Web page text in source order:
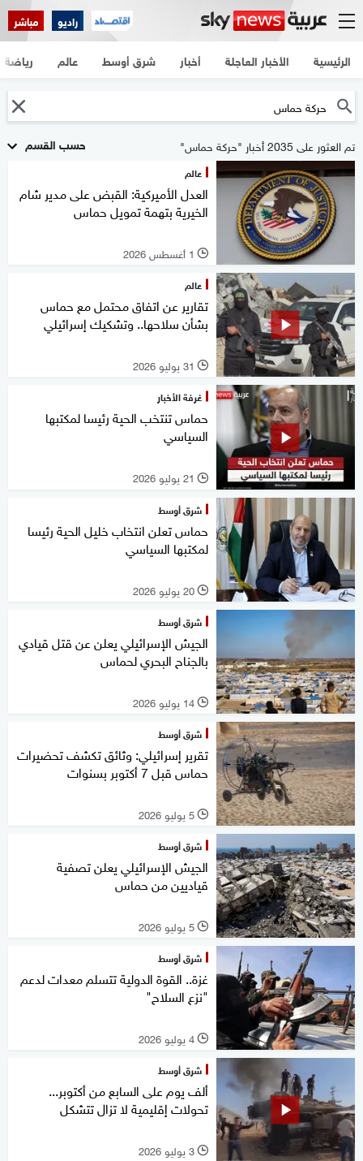
راديو مباشر
الرئيسية الأخبار العاجلة أخبار شرق أوسط عالم رياضة
حسب القسم تم العثور على 2035 أخبار "حركة حماس"
عالم
العدل الأميركية: القبض على مدير شام
الخيرية بتهمة تمويل حماس
l 1 أغسطس 2026
عالم
تقارير عن اتفاق محتمل مع حماس
بشأن سلاحها.. وتشكيك إسرائيلي
l 31 يوليو 2026
غرفة الأخبار
حماس تنتخب الحية رئيسا لمكتبها
السياسي
l 21 يوليو 2026
شرق أوسط
حماس تعلن انتخاب خليل الحية رئيسا
لمكتبها السياسي
l 20 يوليو 2026
شرق أوسط
الجيش الإسرائيلي يعلن عن قتل قيادي
بالجناح البحري لحماس
l 14 يوليو 2026
شرق أوسط
تقرير إسرائيلي: وثائق تكشف تحضيرات
حماس قبل 7 أكتوبر بسنوات
l 5 يوليو 2026
شرق أوسط
الجيش الإسرائيلي يعلن تصفية
قياديين من حماس
l 5 يوليو 2026
شرق أوسط
غزة.. القوة الدولية تتسلم معدات لدعم
"نزع السلاح"
l 4 يوليو 2026
شرق أوسط
ألف يوم على السابع من أكتوبر...
تحولات إقليمية لا تزال تتشكل
l 3 يوليو 2026